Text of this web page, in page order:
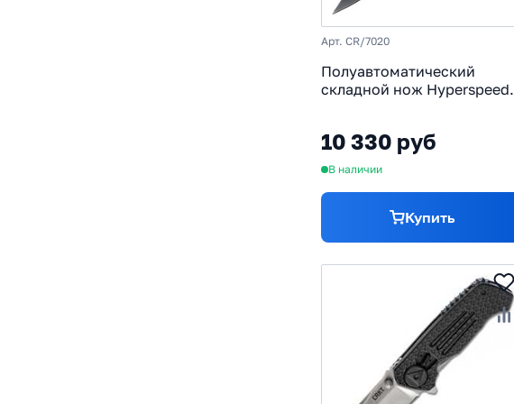
Арт. CR/7020
Полуавтоматический
складной нож Hyperspeed,
рукоять термопластик GRN
10 330 руб
В наличии
Купить